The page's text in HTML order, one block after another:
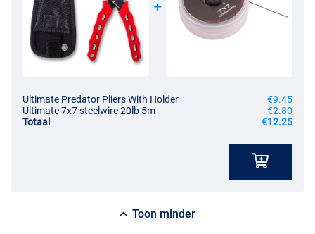
Ultimate Predator Pliers With Holder
€9.45
Ultimate 7x7 steelwire 20lb 5m
€2.80
Totaal
€12.25
Toon minder